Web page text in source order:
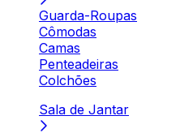
Guarda-Roupas
Cômodas
Camas
Penteadeiras
Colchões
Sala de Jantar